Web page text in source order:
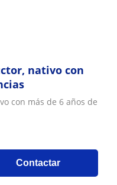
nativo con
con más de 6 años de
Contactar